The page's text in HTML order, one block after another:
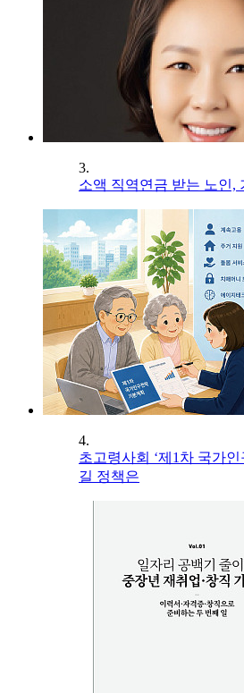
3.
소액 직역연금 받는 노인,
4.
초고령사회 ‘제1차 국가
길 정책은